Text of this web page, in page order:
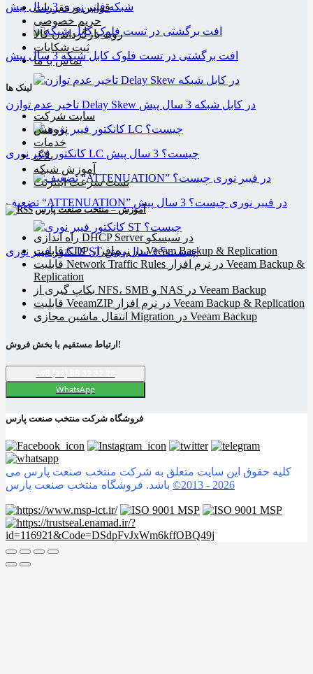
شبکه فیبر نوری3 سال پیش
افت برگشتی در تست فلوک کابل شبکه3 سال پیش
تاخیر عدم توازن Delay Skew در کابل شبکه 3 سال پیش
کانکتور فیبر نوری LC چیست؟ 3 سال پیش
تضعیف “ATTENUATION” در فیبر نوری چیست؟ 3 سال پیش
کانکتور فیبر نوری ST چیست؟3 سال پیش
قوانین و مقررات
حریم خصوصی
رویه بازگرداندن کالا
ثبت شکایات
تماس با ما
لینک ها
سایت شرکت
پژوهش
خدمات
بلاگ
آموزش شبکه
تست سرعت اینترنت
آموزش – منتخب صنعت پارس
راه اندازی DHCP Server در سیسکو
قابلیت CDP در نرم‌افزار Veeam Backup & Replication
قابلیت Network Traffic Rules در نرم افزار Veeam Backup &
Replication
بکاپ گیری از NFS، SMB و NAS در Veeam Backup
قابلیت VeeamZIP در نرم افزار Veeam Backup & Replication
انتقال ماشین مجازی Migration در Veeam Backup
ارتباط مستقیم با بخش فروش!
WhatsApp
فروشگاه شرکت منتخب صنعت پارس
کلیه حقوق این سایت متعلق به شرکت منتخب صنعت پارس می
©2013 - 2026